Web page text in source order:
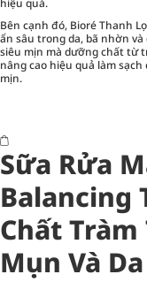
hiệu quả.
Bên cạnh đó, Bioré Thanh
ẩn sâu trong da, bã nhờn
siêu mịn mà dưỡng chất từ
nâng cao hiệu quả làm
mịn.
Sữa Rửa
Balancing
Chất Tràm
Mụn Và